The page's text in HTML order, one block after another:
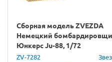
Сборная модель ZVEZDA
Немецкий
Юнкерс Ju-88, 1/72
ZV-7282